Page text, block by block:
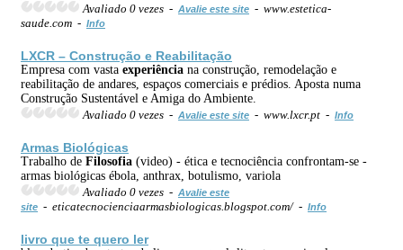
Avaliado 0 vezes - Avalie este site - www.estetica-
saude.com - Info
LXCR – Construção e Reabilitação
Empresa com vasta experiência na construção, remodelação e
reabilitação de andares, espaços comerciais e prédios. Aposta numa
Construção Sustentável e Amiga do Ambiente.
Avaliado 0 vezes - Avalie este site - www.lxcr.pt - Info
Armas Biológicas
Trabalho de Filosofia (video) - ética e tecnociência confrontam-se -
armas biológicas ébola, anthrax, botulismo, variola
Avaliado 0 vezes - Avalie este
site - eticatecnocienciaarmasbiologicas.blogspot.com/ - Info
livro que te quero ler